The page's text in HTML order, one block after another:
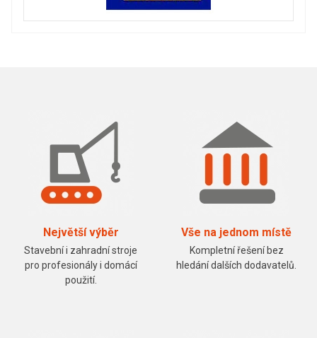
Největší výběr
Stavební i zahradní stroje
pro profesionály i domácí
použití.
Vše na jednom místě
Kompletní řešení bez
hledání dalších dodavatelů.